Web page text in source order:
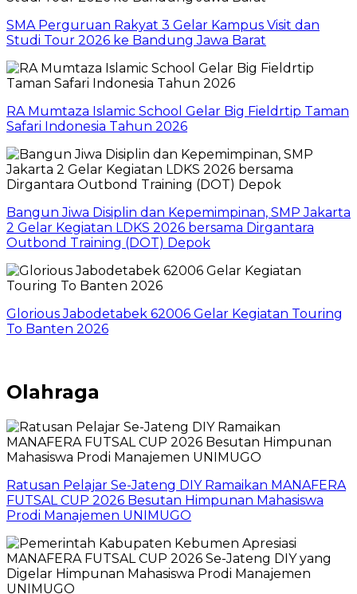
SMA Perguruan Rakyat 3 Gelar Kampus Visit dan
Studi Tour 2026 ke Bandung Jawa Barat
RA Mumtaza Islamic School Gelar Big Fieldrtip Taman
Safari Indonesia Tahun 2026
Bangun Jiwa Disiplin dan Kepemimpinan, SMP Jakarta
2 Gelar Kegiatan LDKS 2026 bersama Dirgantara
Outbond Training (DOT) Depok
Glorious Jabodetabek 62006 Gelar Kegiatan Touring
To Banten 2026
Olahraga
Ratusan Pelajar Se-Jateng DIY Ramaikan MANAFERA
FUTSAL CUP 2026 Besutan Himpunan Mahasiswa
Prodi Manajemen UNIMUGO